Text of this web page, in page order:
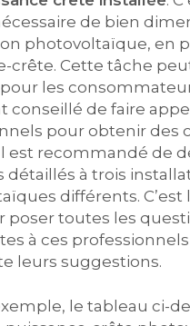
de bien
photovoltaïque, en
crête. Cette tâche
les
conseillé de faire
pour obtenir des
est recommandé de
détaillés à trois
différents.
poser toutes les
à ces
leurs suggestions.
le tableau ci-